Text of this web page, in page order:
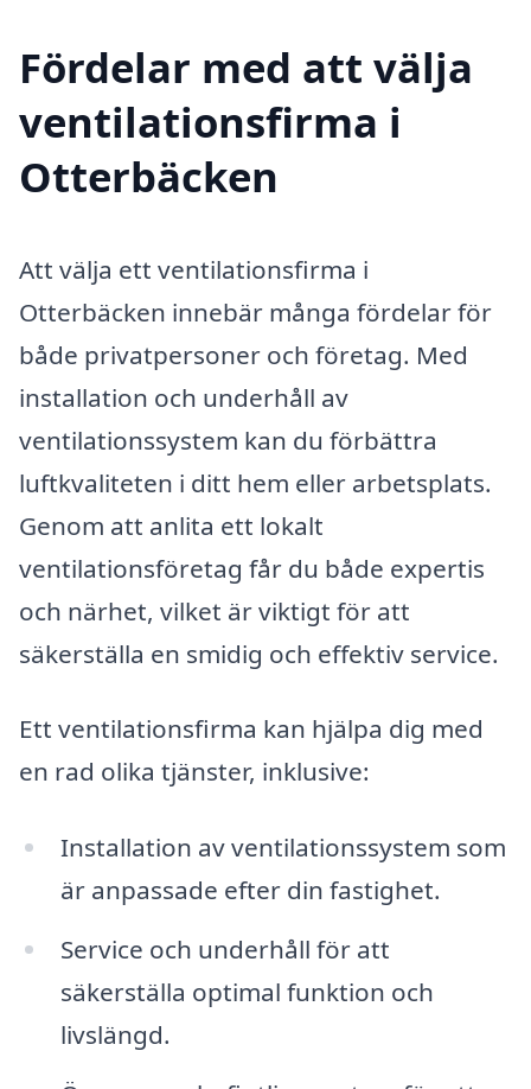
Fördelar med att välja
ventilationsfirma i
Otterbäcken
Att välja ett ventilationsfirma i
Otterbäcken innebär många fördelar för
både privatpersoner och företag. Med
installation och underhåll av
ventilationssystem kan du förbättra
luftkvaliteten i ditt hem eller arbetsplats.
Genom att anlita ett lokalt
ventilationsföretag får du både expertis
och närhet, vilket är viktigt för att
säkerställa en smidig och effektiv service.
Ett ventilationsfirma kan hjälpa dig med
en rad olika tjänster, inklusive:
Installation av ventilationssystem som
är anpassade efter din fastighet.
Service och underhåll för att
säkerställa optimal funktion och
livslängd.